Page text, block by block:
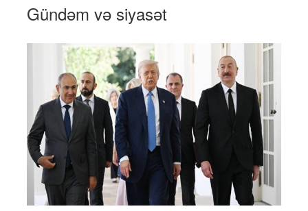
Gündəm və siyasət